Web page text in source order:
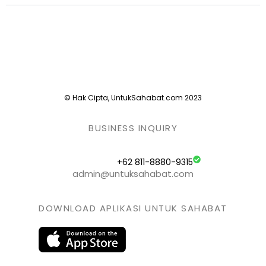
© Hak Cipta, UntukSahabat.com 2023
BUSINESS INQUIRY
+62 811-8880-9315
admin@untuksahabat.com
DOWNLOAD APLIKASI UNTUK SAHABAT